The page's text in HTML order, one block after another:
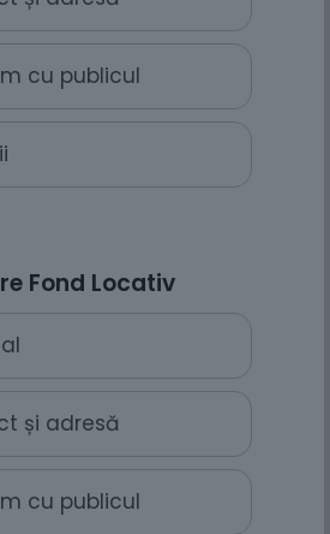
cu publicul
Fond Locativ
și adresă
cu publicul